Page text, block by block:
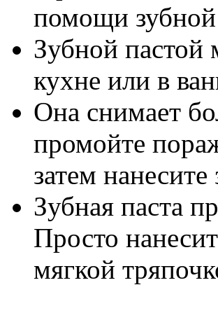
помощи
Зубной пастой
кухне или в
Она снимает
промойте
затем
Зубная паста
Просто
мягкой